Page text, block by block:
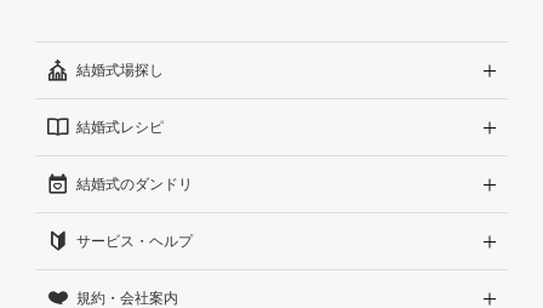
結婚式場探し
エリアから探す
こだわりから探す
雰囲気から探す
見積りから探す
結婚式レシピ
結婚式準備レポート『ハナレポ』
結婚式当日の動画『ムビレポ』
結婚式のダンドリ
結婚準備ガイド
Wedding Park Magazine
サービス・ヘルプ
サイトコンセプト
規約・会社案内